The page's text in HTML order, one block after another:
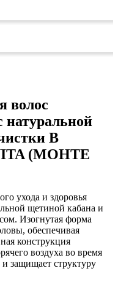
волос
натуральной
В
(МОНТЕ
ухода и здоровья
щетиной кабана и
Изогнутая форма
обеспечивая
конструкция
воздуха во время
защищает структуру